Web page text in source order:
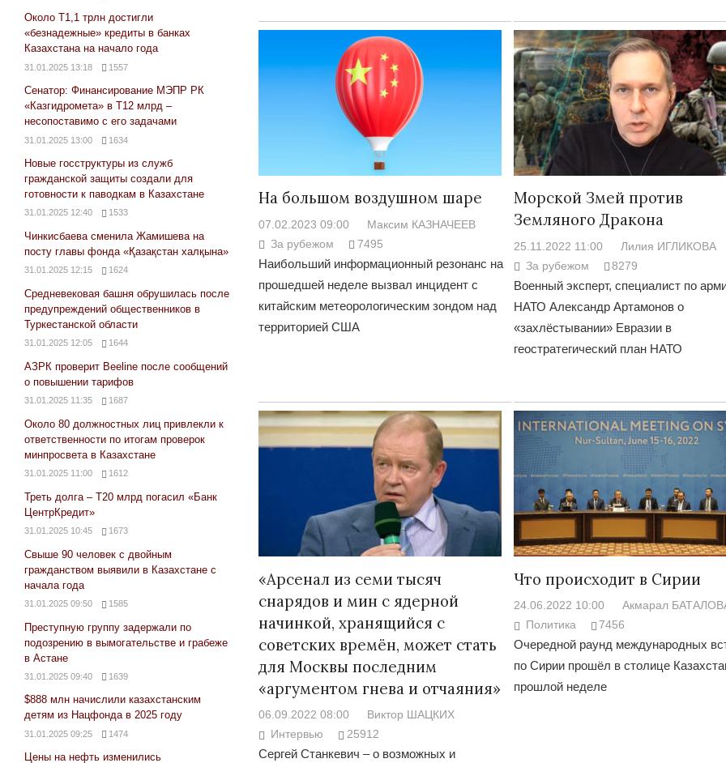
На большом воздушном шаре
07.02.2023 09:00
Максим КАЗНАЧЕЕВ
За рубежом
7495
Наибольший информационный резонанс на
прошедшей неделе вызвал инцидент с
китайским метеорологическим зондом над
территорией США
Морской Змей против
Земляного Дракона
25.11.2022 11:00
Лилия ИГЛИКОВА
За рубежом
8279
Военный эксперт, специалист по
НАТО Александр Артамонов о
«захлёстывании» Евразии в
геостратегический план НАТО
«Арсенал из семи тысяч
снарядов и мин с ядерной
начинкой, хранящийся с
советских времён, может стать
для Москвы последним
«аргументом гнева и отчаяния»
06.09.2022 08:00
Виктор ШАЦКИХ
Интервью
25912
Сергей Станкевич – о возможных и
Что происходит в Сирии
24.06.2022 10:00
Акмарал
Политика
7456
Очередной раунд международных
по Сирии прошёл в столице
прошлой неделе
Около Т1,1 трлн достигли
«безнадежные» кредиты в банках
Казахстана на начало года
31.01.2025 13:18 1557
Сенатор: Финансирование МЭПР РК
«Казгидромета» в Т12 млрд –
несопоставимо с его задачами
31.01.2025 13:00 1634
Новые госструктуры из служб
гражданской защиты создали для
готовности к паводкам в Казахстане
31.01.2025 12:40 1533
Чинкисбаева сменила Жамишева на
посту главы фонда «Қазақстан халқына»
31.01.2025 12:15 1624
Средневековая башня обрушилась после
предупреждений общественников в
Туркестанской области
31.01.2025 12:05 1644
АЗРК проверит Beeline после сообщений
о повышении тарифов
31.01.2025 11:35 1687
Около 80 должностных лиц привлекли к
ответственности по итогам проверок
минпросвета в Казахстане
31.01.2025 11:00 1612
Треть долга – Т20 млрд погасил «Банк
ЦентрКредит»
31.01.2025 10:45 1673
Свыше 90 человек с двойным
гражданством выявили в Казахстане с
начала года
31.01.2025 09:50 1585
Преступную группу задержали по
подозрению в вымогательстве и грабеже
в Астане
31.01.2025 09:40 1639
$888 млн начислили казахстанским
детям из Нацфонда в 2025 году
31.01.2025 09:25 1474
Цены на нефть изменились
Война Миров.
Сороса
08.11.2024